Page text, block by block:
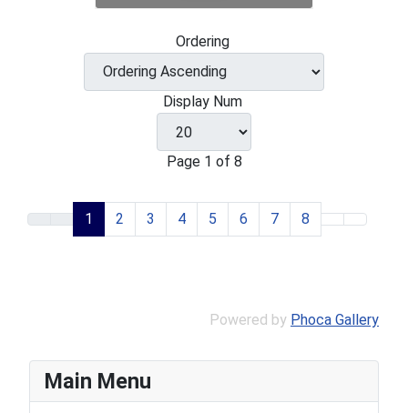
Main Menu
Ordering
Display Num
Page 1 of 8
1 2 3 4 5 6 7 8
Powered by Phoca Gallery